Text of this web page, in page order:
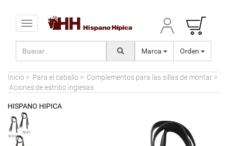
Toggle navigation
Marca Orden
Inicio > Para el caballo > Complementos para las sillas de montar >
Aciones de estribo inglesas
HISPANO HIPICA